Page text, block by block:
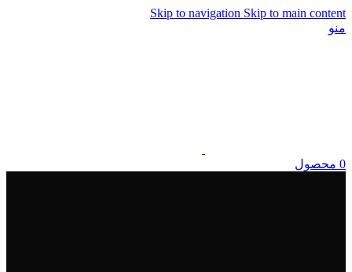
Skip to navigation Skip to main content
منو
0 محصول